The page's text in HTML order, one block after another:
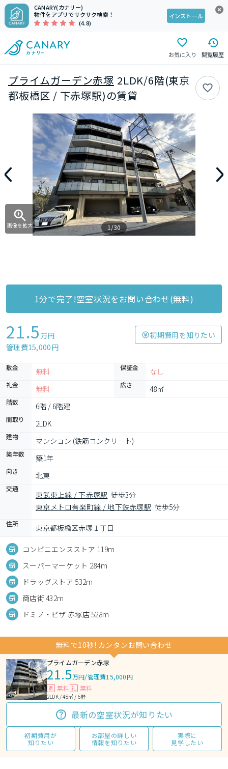
CANARY(カナリー)
物件をアプリでサクサク検索！
(4.8)
インストール
お気に入り 閲覧履歴
プライムガーデン赤塚 2LDK/6階(東京
都板橋区 / 下赤塚駅)の賃貸
画像を拡大 1/30
1分で完了!空室状況をお問い合わせ(無料)
21.5 万円
管理費15,000円
初期費用を知りたい
敷金 無料 保証金 なし
礼金 無料 広さ 48㎡
階数 6階 / 6階建
間取り 2LDK
建物 マンション (鉄筋コンクリート)
築年数 築1年
向き 北東
交通
東武東上線 / 下赤塚駅 徒歩3分
東京メトロ有楽町線 / 地下鉄赤塚駅 徒歩5分
住所 東京都板橋区赤塚１丁目
コンビニエンスストア 119m
スーパーマーケット 284m
ドラッグストア 532m
商店街 432m
ドミノ・ピザ 赤塚店 528m
無料で10秒! カンタンお問い合わせ
プライムガーデン赤塚
21.5万円/管理費15,000円
敷 無料 礼 無料
2LDK / 48㎡ / 6階
最新の空室状況が知りたい
初期費用が
知りたい
お部屋の詳しい
情報を知りたい
実際に
見学したい